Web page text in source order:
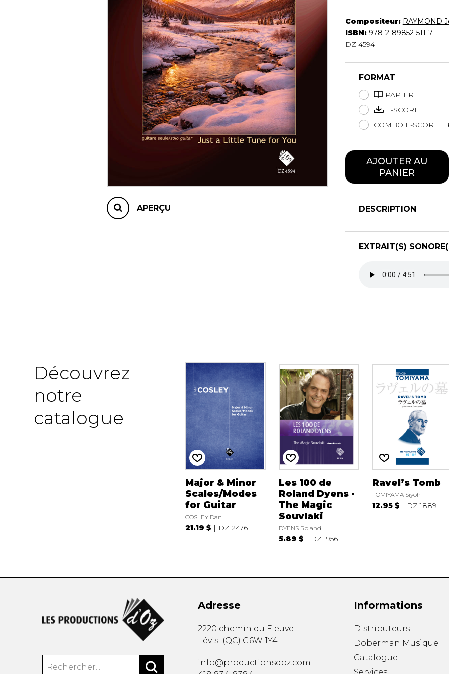
Luth
Mandoline
Orgue
Saxophone
Trombone
Trompette
Tuba
Ukulélé
Violon
Violoncelle
Voix
APERÇU
Compositeur: RAYMOND
ISBN: 978-2-89852-511-7
DZ 4594
FORMAT
PAPIER
E-SCORE
COMBO E-SCORE +
AJOUTER AU
PANIER
DESCRIPTION
EXTRAIT(S)
Découvrez
notre
catalogue
Major & Minor
Scales/Modes
for Guitar
COSLEY Dan
21.19 $ DZ 2476
Les 100 de
Roland Dyens -
The Magic
Souvlaki
DYENS Roland
5.89 $ DZ 1956
Ravel’s Tomb
TOMIYAMA Siyoh
12.95 $ DZ 1889
Adresse
2220 chemin du Fleuve
Lévis (QC) G6W 1Y4
info@productionsdoz.com
Informations
Distributeurs
Doberman Musique
Catalogue